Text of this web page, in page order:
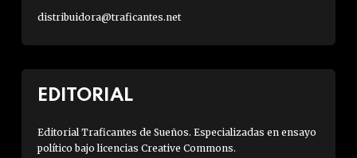
distribuidora@traficantes.net
EDITORIAL
Editorial Traficantes de Sueños. Especializadas en ensayo
político bajo licencias Creative Commons.